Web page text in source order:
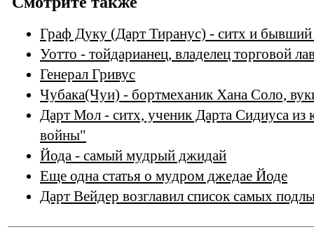
Граф Дуку (Дарт Тиранус) - ситх и
Уотто - тойдарианец, владелец торговой
Генерал Гривус
Чубака(Чуи) - бортмеханик Хана Соло,
Дарт Мол - ситх, ученик Дарта Сидиуса из
войны"
Йода - самый мудрый джидай
Еще одна статья о мудром джедае Йоде
Дарт Вейдер возглавил список самых